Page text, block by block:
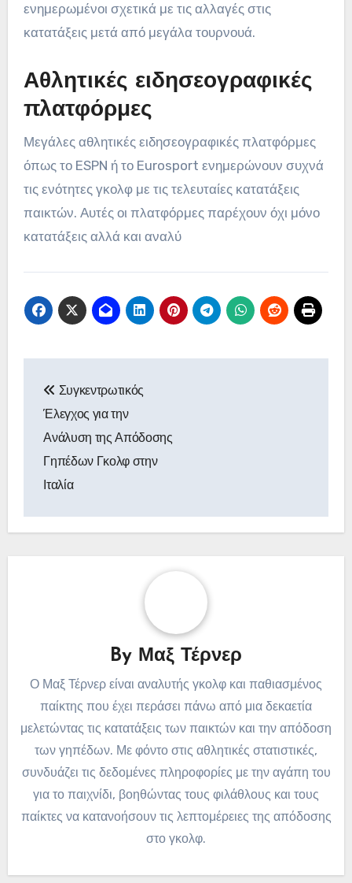
ενημερωμένοι σχετικά με τις αλλαγές στις
κατατάξεις μετά από μεγάλα τουρνουά.
Αθλητικές ειδησεογραφικές
πλατφόρμες
Μεγάλες αθλητικές ειδησεογραφικές πλατφόρμες
όπως το ESPN ή το Eurosport ενημερώνουν συχνά
τις ενότητες γκολφ με τις τελευταίες κατατάξεις
παικτών. Αυτές οι πλατφόρμες παρέχουν όχι μόνο
κατατάξεις αλλά και αναλύ
navigation
Συγκεντρωτικός
Έλεγχος για την
Ανάλυση της Απόδοσης
Γηπέδων Γκολφ στην
Ιταλία
By Μαξ Τέρνερ
Ο Μαξ Τέρνερ είναι αναλυτής γκολφ και παθιασμένος
παίκτης που έχει περάσει πάνω από μια δεκαετία
μελετώντας τις κατατάξεις των παικτών και την απόδοση
των γηπέδων. Με φόντο στις αθλητικές στατιστικές,
συνδυάζει τις δεδομένες πληροφορίες με την αγάπη του
για το παιχνίδι, βοηθώντας τους φιλάθλους και τους
παίκτες να κατανοήσουν τις λεπτομέρειες της απόδοσης
στο γκολφ.